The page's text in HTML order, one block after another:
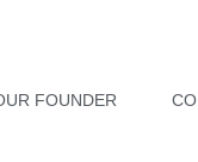
FOUNDER